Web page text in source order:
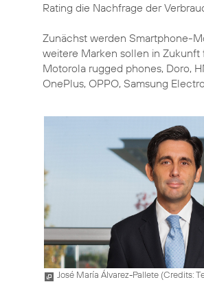
Rating die Nachfrage der
Zunächst werden Smartphone-
weitere Marken sollen in Zukunft
Motorola rugged phones, Doro,
OnePlus, OPPO, Samsung
José María Álvarez-Pallete (Credits: